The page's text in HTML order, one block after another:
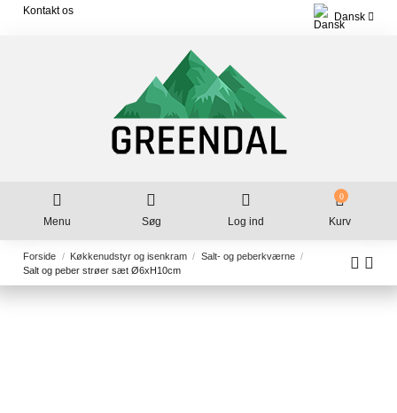
Kontakt os
Dansk
Menu Søg Log ind
0
Kurv
Forside Køkkenudstyr og isenkram
Salt- og peberkværne
Salt og peber strøer sæt Ø6xH10cm